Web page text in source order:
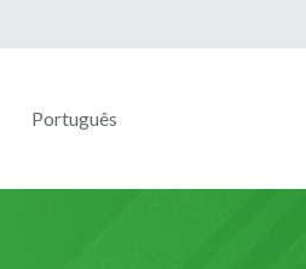
Português